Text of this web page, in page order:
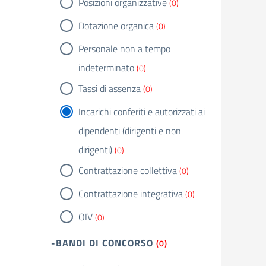
(0)
Dotazione organica(0)
Personale non a tempo
indeterminato(0)
Tassi di assenza(0)
Incarichi conferiti e autorizzati ai
dipendenti (dirigenti e non
dirigenti)(0)
Contrattazione collettiva(0)
Contrattazione integrativa(0)
OIV(0)
-BANDI DI CONCORSO (0)